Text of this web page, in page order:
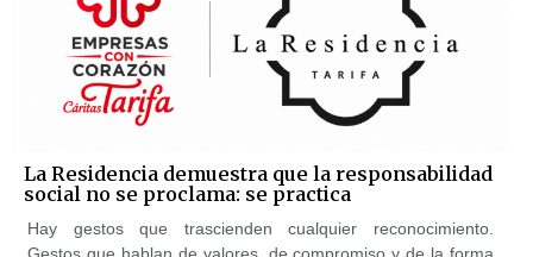
La Residencia demuestra que la responsabilidad
social no se proclama: se practica
Hay gestos que trascienden cualquier reconocimiento.
Gestos que hablan de valores, de compromiso y de la forma